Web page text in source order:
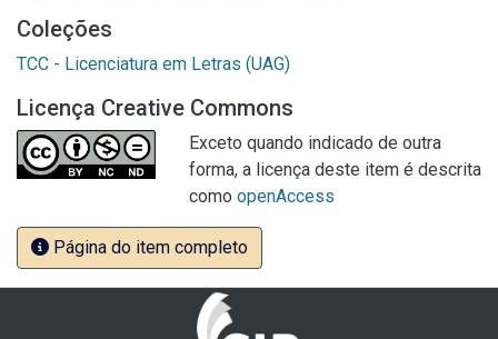
Coleções
TCC - Licenciatura em Letras (UAG)
Licença Creative Commons
Exceto quando indicado de outra
forma, a licença deste item é descrita
como openAccess
Página do item completo